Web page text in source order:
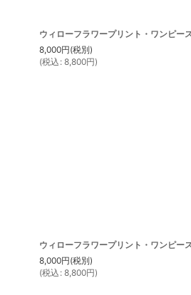
ウィローフラワープリント・ワンピ
8,000円(税別)
(税込 : 8,800円)
ウィローフラワープリント・ワンピ
8,000円(税別)
(税込 : 8,800円)